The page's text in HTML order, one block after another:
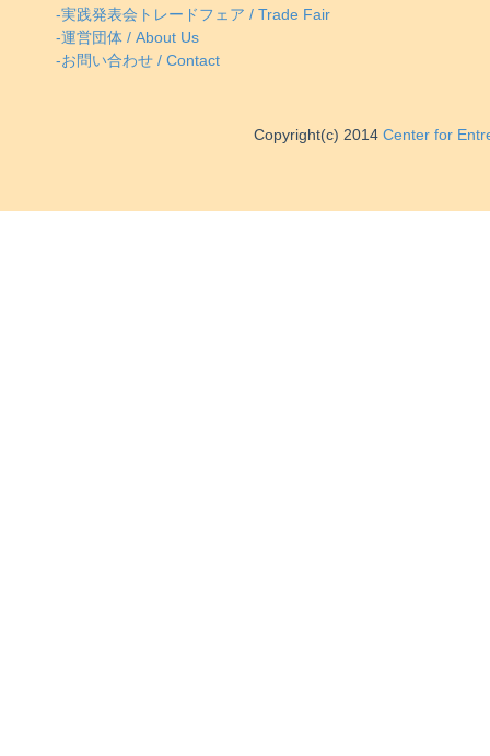
-実践発表会トレードフェア / Trade Fair
-運営団体 / About Us
-お問い合わせ / Contact
Copyright(c) 2014 Center for